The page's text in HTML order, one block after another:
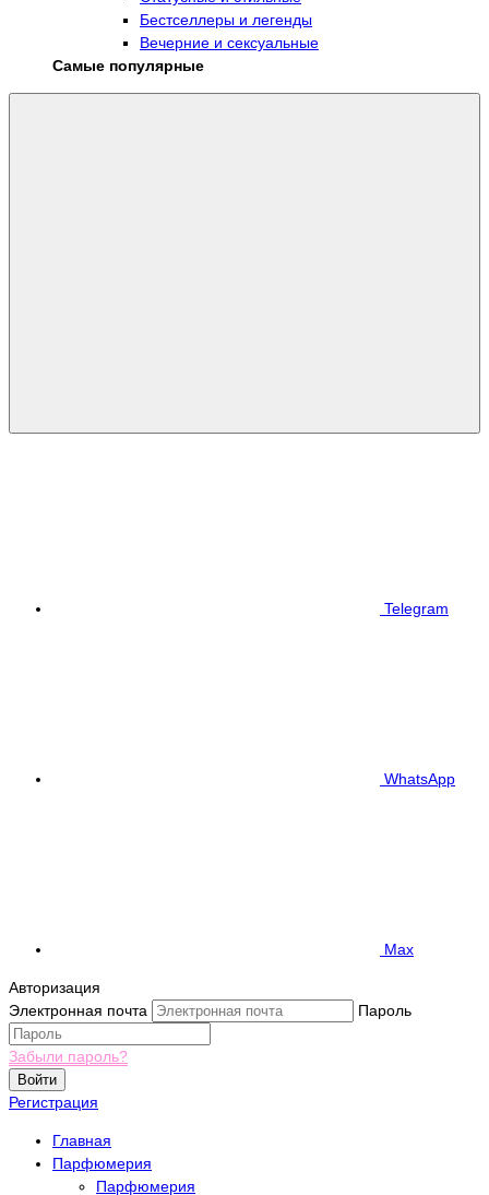
Бестселлеры и легенды
Вечерние и сексуальные
Самые популярные
Telegram
WhatsApp
Max
Авторизация
Электронная почта
Пароль
Забыли пароль?
Войти
Регистрация
Главная
Парфюмерия
Парфюмерия